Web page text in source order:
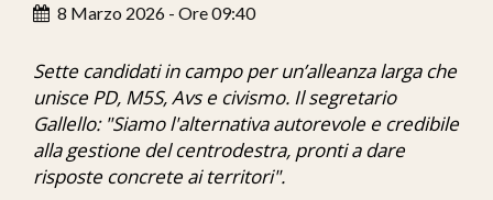
Ita-Mondo
C7 Play
We Calabria
8 Marzo 2026 - Ore 09:40
Sette candidati in campo per un’alleanza larga che
unisce PD, M5S, Avs e civismo. Il segretario
Gallello: "Siamo l'alternativa autorevole e credibile
alla gestione del centrodestra, pronti a dare
risposte concrete ai territori".